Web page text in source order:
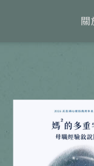
關